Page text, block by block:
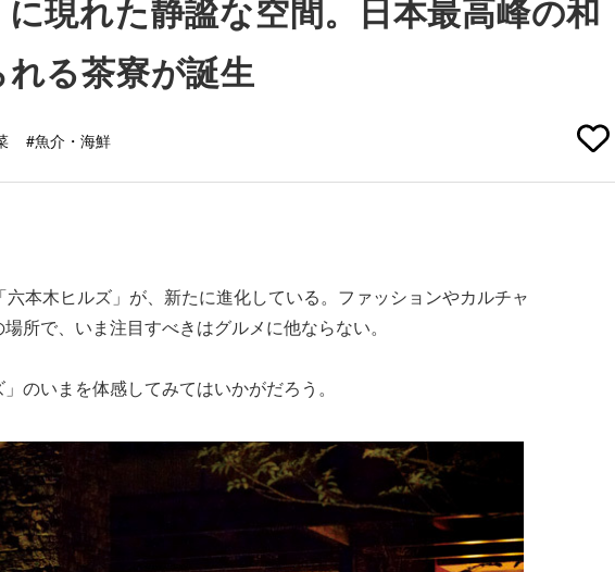
に現れた静謐な空間。日本最高峰の和
る茶寮が誕生
#魚介・海鮮
本木ヒルズ」が、新たに進化している。ファッションやカルチャ
所で、いま注目すべきはグルメに他ならない。
のいまを体感してみてはいかがだろう。